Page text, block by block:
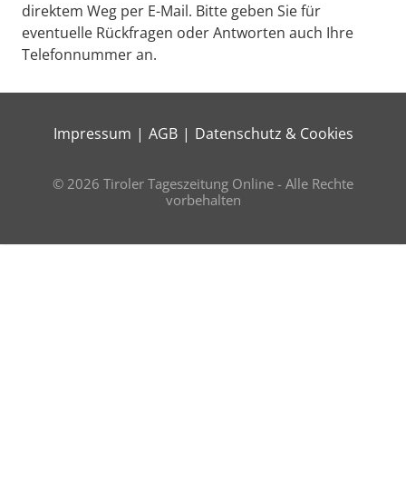
direktem Weg per E-Mail. Bitte geben Sie für
eventuelle Rückfragen oder Antworten auch Ihre
Telefonnummer an.
Impressum AGB Datenschutz & Cookies
© 2026 Tiroler Tageszeitung Online - Alle Rechte
vorbehalten